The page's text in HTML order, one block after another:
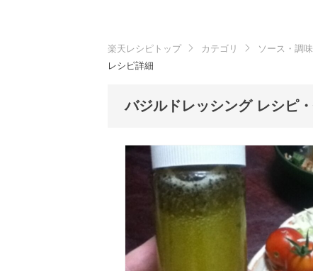
楽天レシピトップ カテゴリ ソース・調
レシピ詳細
バジルドレッシング レシピ